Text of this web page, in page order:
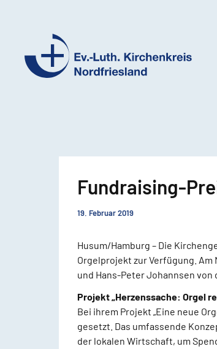
Ev.-
Fundraising-
19. Februar 2019
Husum/Hamburg – Die
Orgelprojekt zur Verfügung.
und Hans-Peter Johannsen
Projekt „Herzenssache: Orgel
Bei ihrem Projekt „Eine neue
gesetzt. Das umfassende
der lokalen Wirtschaft, um